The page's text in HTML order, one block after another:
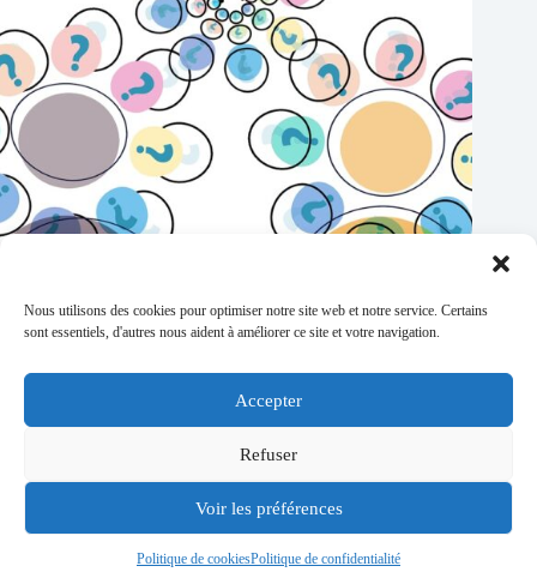
Nous utilisons des cookies pour optimiser notre site web et notre service. Certains
sont essentiels, d'autres nous aident à améliorer ce site et votre navigation.
Accepter
Refuser
Voir les préférences
Politique de cookiesPolitique de confidentialité
Règlement extrajudiciaire des litiges
Politique de confidentialité
Mentions légales
Conditions générales de vente
Qui sommes-nous ?